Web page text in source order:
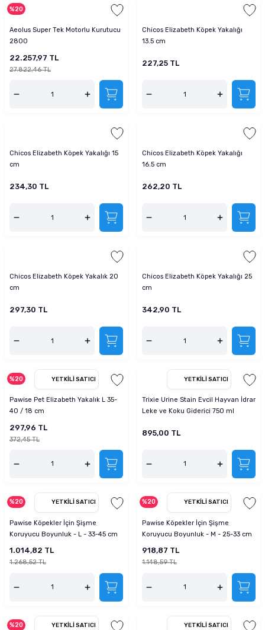
%20
Aeolus Super Tek Motorlu Kurutucu
2800
22.257,97 TL
27.822,46 TL
Chicos Elizabeth Köpek Yakalığı
13.5 cm
227,25 TL
Chicos Elizabeth Köpek Yakalığı 15
cm
234,30 TL
Chicos Elizabeth Köpek Yakalığı
16.5 cm
262,20 TL
Chicos Elizabeth Köpek Yakalık 20
cm
297,30 TL
Chicos Elizabeth Köpek Yakalığı 25
cm
342,90 TL
%20 YETKILI SATICI
Pawise Pet Elizabeth Yakalık L 35-
40 / 18 cm
297,96 TL
372,45 TL
YETKILI SATICI
Trixie Urine Stain Evcil Hayvan İdrar
Leke ve Koku Giderici 750 ml
895,00 TL
%20 YETKILI SATICI
Pawise Köpekler İçin Şişme
Koruyucu Boyunluk - L - 33-45 cm
1.014,82 TL
1.268,52 TL
%20 YETKILI SATICI
Pawise Köpekler İçin Şişme
Koruyucu Boyunluk - M - 25-33 cm
918,87 TL
1.148,59 TL
%20 YETKILI SATICI YETKILI SATICI